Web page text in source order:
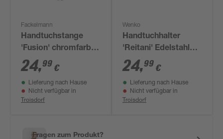
Fackelmann
Handtuchstange
'Fusion' chromfarben
6 x 6 x 48 cm
24,99 €
Lieferung nach Hause
Nicht verfügbar in
Troisdorf
Wenko
Handtuchhalter
'Reitani' Edelstahl
glänzend 2 x 9 x 40
cm
24,99 €
Lieferung nach Hause
Nicht verfügbar in
Troisdorf
Fragen zum Produkt?